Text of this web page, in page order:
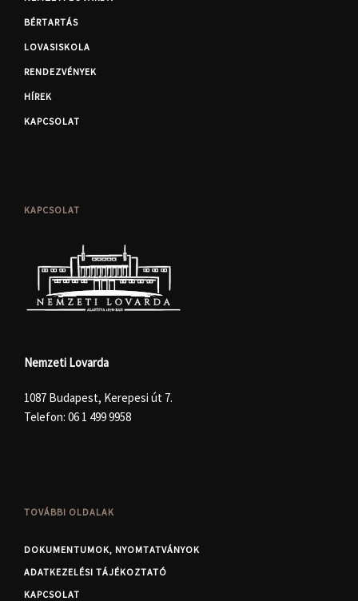
BÉRTARTÁS
LOVASISKOLA
RENDEZVÉNYEK
HÍREK
KAPCSOLAT
KAPCSOLAT
Nemzeti Lovarda
1087 Budapest, Kerepesi út 7.
Telefon: 06 1 499 9958
TOVÁBBI OLDALAK
DOKUMENTUMOK, NYOMTATVÁNYOK
ADATKEZELÉSI TÁJÉKOZTATÓ
KAPCSOLAT